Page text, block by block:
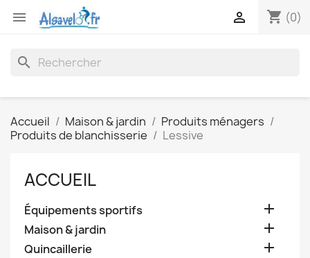
 shopping_cart (0)

search
Accueil Maison & jardin
Produits ménagers
Produits de blanchisserie
Lessive
ACCUEIL
Équipements sportifs 
Maison & jardin 
Quincaillerie 